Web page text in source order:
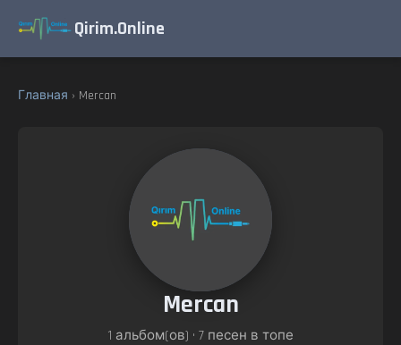
Qirim.Online
Главная › Mercan
Mercan
1 альбом(ов) • 7 песен в топе